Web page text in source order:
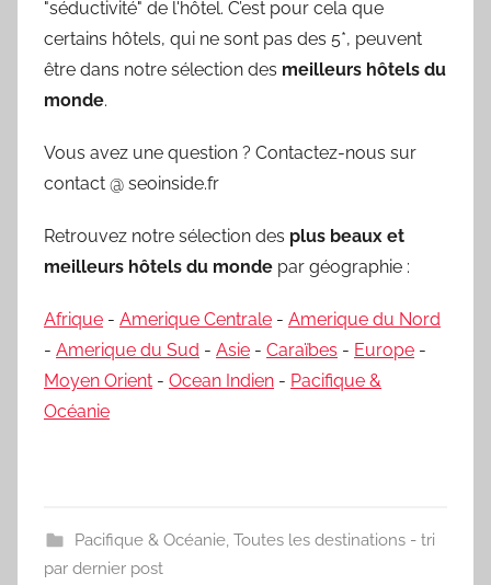
"séductivité" de l'hôtel. C’est pour cela que
certains hôtels, qui ne sont pas des 5*, peuvent
être dans notre sélection des meilleurs hôtels du
monde.
Vous avez une question ? Contactez-nous sur
contact @ seoinside.fr
Retrouvez notre sélection des plus beaux et
meilleurs hôtels du monde par géographie :
Afrique - Amerique Centrale - Amerique du Nord
- Amerique du Sud - Asie - Caraïbes - Europe -
Moyen Orient - Ocean Indien - Pacifique &
Océanie
Pacifique & Océanie, Toutes les destinations - tri
par dernier post